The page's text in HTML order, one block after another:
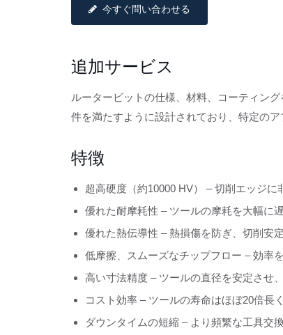
今すぐ問い合わせる
追加サービス
ルータービットの仕様、材料、コーティン
件を満たすように設計されており、特定の
特徴
超高硬度（約10000 HV） – 切削エッジに
優れた耐摩耗性 – ツールの摩耗を大幅に
優れた熱伝導性 – 熱損傷を防ぎ、切削安
低摩擦、スムーズなチップフロー – 効率
高い寸法精度 – ツールの直径を安定させ
コスト効率 – ツールの寿命はほぼ20倍長
ダウンタイムの短縮 – より頻繁な工具交